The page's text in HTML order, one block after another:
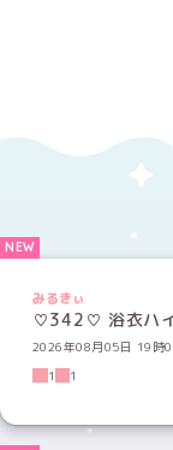
みるきぃ
♡342♡ 浴衣ハイ
2026年08月05日 19時
1
1